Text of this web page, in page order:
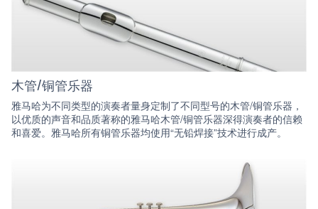
木管/铜管乐器
雅马哈为不同类型的演奏者量身定制了不同型号的木管/铜管乐器，
以优质的声音和品质著称的雅马哈木管/铜管乐器深得演奏者的信赖
和喜爱。雅马哈所有铜管乐器均使用“无铅焊接”技术进行成产。